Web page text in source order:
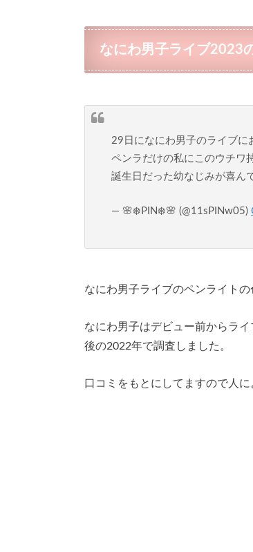
なにわ男子ライブ2023
29日になにわ男子のライブに
ペンラだけの私にこのウチワ
誕生日だった幼なじみが喜ん
— 🌸❄️PIN❄️🌸 (@11sPINw05)
なにわ男子ライブのペンライト
なにわ男子はデビュー前からラ
後の2022年で調査しました。
口コミをもとにしてますので人